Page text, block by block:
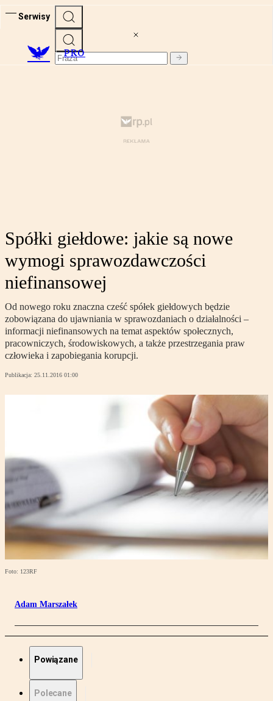
Serwisy
PRO
Spółki giełdowe: jakie są nowe
wymogi sprawozdawczości
niefinansowej
Od nowego roku znaczna cześć spółek giełdowych będzie
zobowiązana do ujawniania w sprawozdaniach o działalności –
informacji niefinansowych na temat aspektów społecznych,
pracowniczych, środowiskowych, a także przestrzegania praw
człowieka i zapobiegania korupcji.
Publikacja: 25.11.2016 01:00
Foto: 123RF
Adam Marszałek
Powiązane
Polecane